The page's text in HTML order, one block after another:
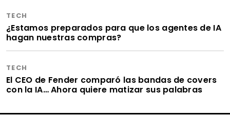
TECH
¿Estamos preparados para que los agentes de IA
hagan nuestras compras?
TECH
El CEO de Fender comparó las bandas de covers
con la IA… Ahora quiere matizar sus palabras